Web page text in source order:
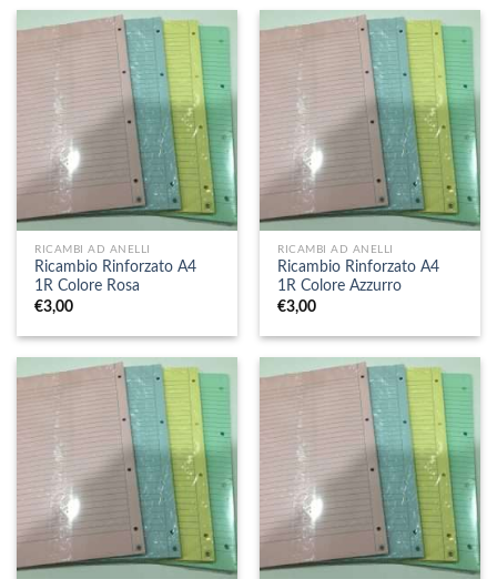
RICAMBI AD ANELLI
Ricambio Rinforzato A4
1R Colore Rosa
€3,00
RICAMBI AD ANELLI
Ricambio Rinforzato A4
1R Colore Azzurro
€3,00